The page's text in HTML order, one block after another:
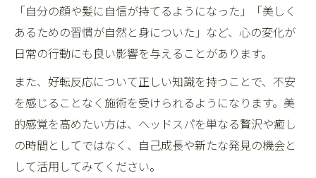
「自分の顔や髪に自信が持てるようになった」「美しく
あるための習慣が自然と身についた」など、心の変化が
日常の行動にも良い影響を与えることがあります。
また、好転反応について正しい知識を持つことで、不安
を感じることなく施術を受けられるようになります。美
的感覚を高めたい方は、ヘッドスパを単なる贅沢や癒し
の時間としてではなく、自己成長や新たな発見の機会と
して活用してみてください。